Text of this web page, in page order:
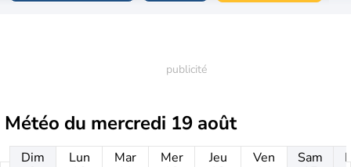
Météo du mercredi 19 août
Dim
Lun
Mar
Mer
Jeu
Ven
Sam